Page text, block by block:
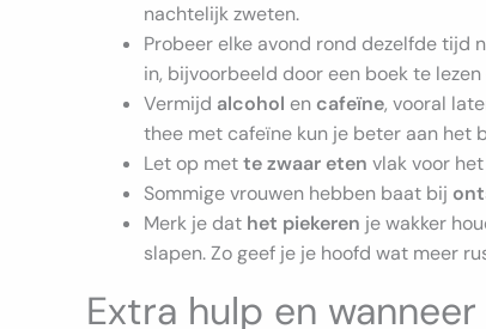
nachtelijk zweten.
Probeer elke avond rond dezelfde tijd
in, bijvoorbeeld door een boek te
Vermijd alcohol en cafeïne, vooral
thee met cafeïne kun je beter aan het
Let op mette zwaar eten vlak voor
Sommige vrouwen hebben baat bij
Merk je dat het piekeren je wakker
slapen. Zo geef je je hoofd wat meer
Extra hulp en